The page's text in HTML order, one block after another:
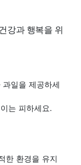
강과 행복을 위
일을 제공하세
는 피하세요.
한 환경을 유지